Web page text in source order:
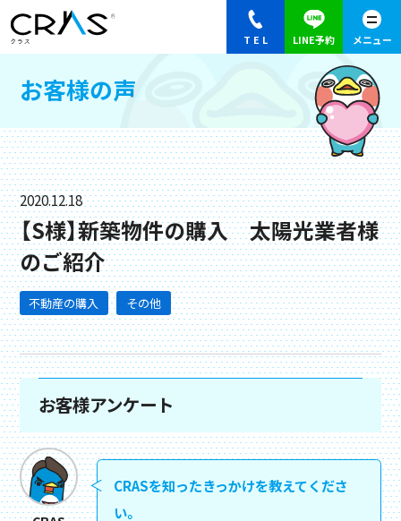
お客様の声
2020.12.18
【S様】新築物件の購入 太陽光業者様
のご紹介
不動産の購入 その他
お客様アンケート
CRASを知ったきっかけを教えてくださ
い。